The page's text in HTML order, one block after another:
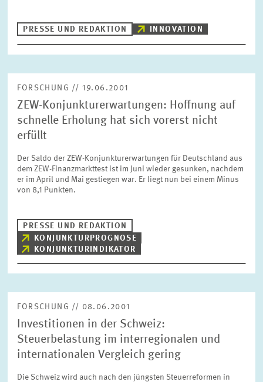
JAHRESBERICHT
PRESSE UND REDAKTION INNOVATION
FORSCHUNG // 19.06.2001
ZEW-Konjunkturerwartungen: Hoffnung auf
schnelle Erholung hat sich vorerst nicht
erfüllt
Der Saldo der ZEW-Konjunkturerwartungen für Deutschland aus
dem ZEW-Finanzmarkttest ist im Juni wieder gesunken, nachdem
er im April und Mai gestiegen war. Er liegt nun bei einem Minus
von 8,1 Punkten.
PRESSE UND REDAKTION
KONJUNKTURPROGNOSE
KONJUNKTURINDIKATOR
FORSCHUNG // 08.06.2001
Investitionen in der Schweiz:
Steuerbelastung im interregionalen und
internationalen Vergleich gering
Die Schweiz wird auch nach den jüngsten Steuerreformen in